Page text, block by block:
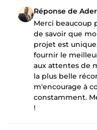
Réponse de
Merci beaucoup
de savoir que
projet est
fournir le
aux attentes de
la plus belle
m'encourage à
constamment.
!